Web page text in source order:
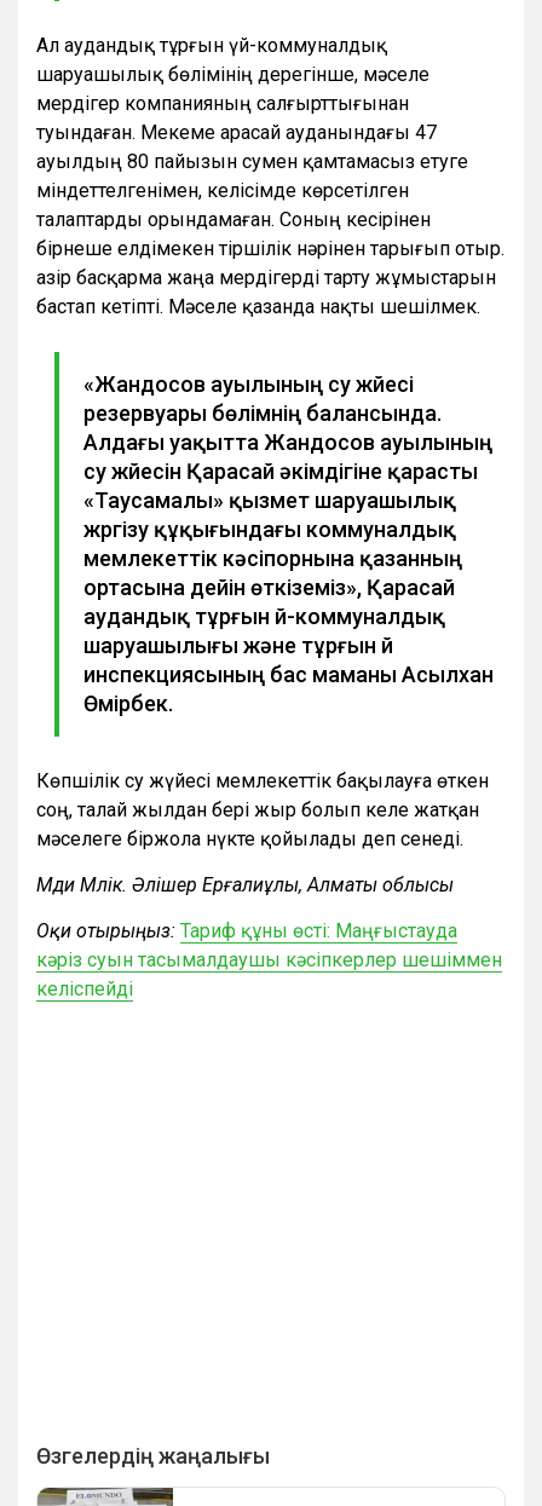
Ал аудандық тұрғын үй-коммуналдық
шаруашылық бөлімінің дерегінше, мәселе
мердігер компанияның салғырттығынан
туындаған. Мекеме Қарасай ауданындағы 47
ауылдың 80 пайызын сумен қамтамасыз етуге
міндеттелгенімен, келісімде көрсетілген
талаптарды орындамаған. Соның кесірінен
бірнеше елдімекен тіршілік нәрінен тарығып отыр.
Қазір басқарма жаңа мердігерді тарту жұмыстарын
бастап кетіпті. Мәселе қазанда нақты шешілмек.
«Жандосов ауылының су жүйесі
резервуары бөлімнің балансында.
Алдағы уақытта Жандосов ауылының
су жүйесін Қарасай әкімдігіне қарасты
«Таусамалы» қызмет шаруашылық
жүргізу құқығындағы коммуналдық
мемлекеттік кәсіпорнына қазанның
ортасына дейін өткіземіз», Қарасай
аудандық тұрғын үй-коммуналдық
шаруашылығы және тұрғын үй
инспекциясының бас маманы Асылхан
Өмірбек.
Көпшілік су жүйесі мемлекеттік бақылауға өткен
соң, талай жылдан бері жыр болып келе жатқан
мәселеге біржола нүкте қойылады деп сенеді.
Мәди Мәлік. Әлішер Ерғалиұлы, Алматы облысы
Оқи отырыңыз: Тариф құны өсті: Маңғыстауда
кәріз суын тасымалдаушы кәсіпкерлер шешіммен
келіспейді